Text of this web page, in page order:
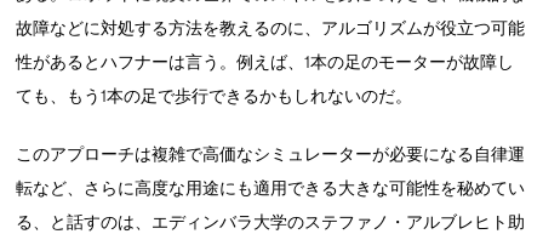
故障などに対処する方法を教えるのに、アルゴリズムが役立つ可能
性があるとハフナーは言う。例えば、1本の足のモーターが故障し
ても、もう1本の足で歩行できるかもしれないのだ。
このアプローチは複雑で高価なシミュレーターが必要になる自律運
転など、さらに高度な用途にも適用できる大きな可能性を秘めてい
る、と話すのは、エディンバラ大学のステファノ・アルブレヒト助